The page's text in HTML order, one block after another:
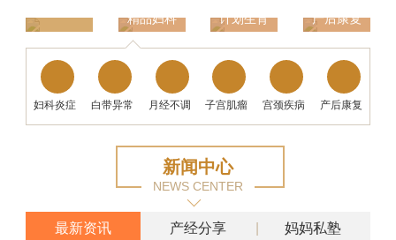
温馨产科
精品妇科 计划生育 产后康复
妇科炎症 白带异常 月经不调 子宫肌瘤 宫颈疾病 产后康复
新闻中心
NEWS CENTER
最新资讯 产经分享 妈妈私塾